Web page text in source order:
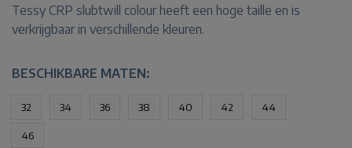
Tessy CRP slubtwill colour heeft een hoge taille en is
verkrijgbaar in verschillende kleuren.
BESCHIKBARE MATEN:
32 34 36 38 40 42 44
46